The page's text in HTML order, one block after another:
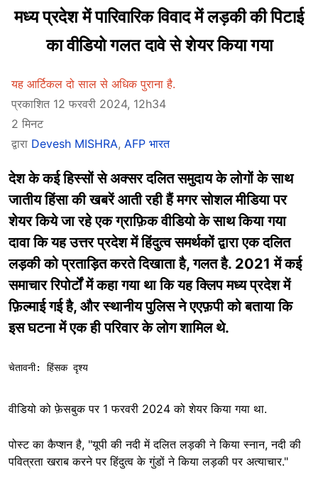
मध्य प्रदेश में पारिवारिक विवाद में लड़की की पिटाई
का वीडियो गलत दावे से शेयर किया गया
यह आर्टिकल दो साल से अधिक पुराना है.
प्रकाशित 12 फरवरी 2024, 12h34
2 मिनट
द्वारा Devesh MISHRA, AFP भारत
देश के कई हिस्सों से अक्सर दलित समुदाय के लोगों के साथ
जातीय हिंसा की खबरें आती रही हैं मगर सोशल मीडिया पर
शेयर किये जा रहे एक ग्राफ़िक वीडियो के साथ किया गया
दावा कि यह उत्तर प्रदेश में हिंदुत्व समर्थकों द्वारा एक दलित
लड़की को प्रताड़ित करते दिखाता है, गलत है. 2021 में कई
समाचार रिपोर्टों में कहा गया था कि यह क्लिप मध्य प्रदेश में
फ़िल्माई गई है, और स्थानीय पुलिस ने एएफ़पी को बताया कि
इस घटना में एक ही परिवार के लोग शामिल थे.
चेतावनी: हिंसक दृश्य
वीडियो को फ़ेसबुक पर 1 फरवरी 2024 को शेयर किया गया था.
पोस्ट का कैप्शन है, "यूपी की नदी में दलित लड़की ने किया स्नान, नदी की
पवित्रता खराब करने पर हिंदुत्व के गुंडों ने किया लड़की पर अत्याचार."